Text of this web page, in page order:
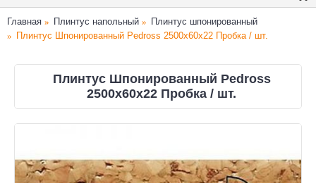
Главная Плинтус напольный
Плинтус шпонированный
Плинтус Шпонированный Pedross 2500х60х22 Пробка / шт.
Плинтус Шпонированный Pedross
2500х60х22 Пробка / шт.